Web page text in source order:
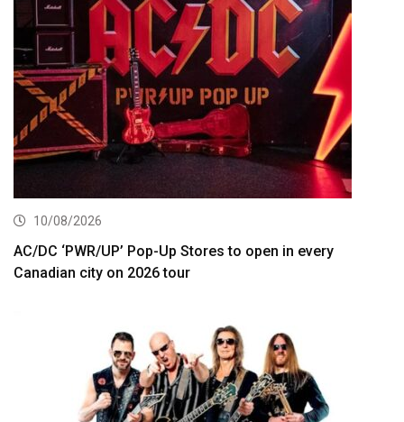
10/08/2026
AC/DC ‘PWR/UP’ Pop-Up Stores to open in every
Canadian city on 2026 tour